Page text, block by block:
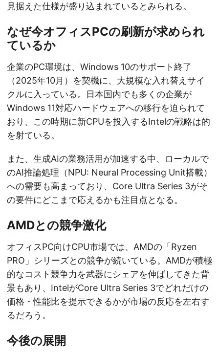
見据えた仕様が盛り込まれているとみられる。
なぜ今オフィスPCの刷新が求められ
ているか
企業のPC環境は、Windows 10のサポート終了
（2025年10月）を契機に、大規模な入れ替えサイ
クルに入っている。日本国内でも多くの企業が
Windows 11対応ハードウェアへの移行を迫られて
おり、この時期に新CPUを投入するIntelの戦略は的
を射ている。
また、生成AIの業務活用が加速する中、ローカルで
のAI推論処理（NPU: Neural Processing Unit搭載）
への需要も高まっており、Core Ultra Series 3がそ
の要件にどこまで応えるかも注目点となる。
AMDとの競争激化
オフィスPC向けCPU市場では、AMDの「Ryzen
PRO」シリーズとの競争が続いている。AMDが積極
的なコスト競争力を武器にシェアを伸ばしてきた背
景もあり、IntelがCore Ultra Series 3でどれだけの
価格・性能比を提示できるかが市場の反応を左右す
るだろう。
今後の展開